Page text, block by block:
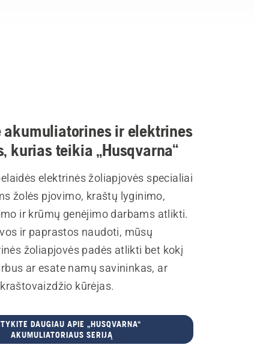
akumuliatorines ir elektrines
kurias teikia „Husqvarna“
elektrinės žoliapjovės specialiai
žolės pjovimo, kraštų lyginimo,
ir krūmų genėjimo darbams atlikti.
ir paprastos naudoti, mūsų
žoliapjovės padės atlikti bet kokį
ar esate namų savininkas, ar
kūrėjas.
DAUGIAU APIE „HUSQVARNA“
AKUMULIATORIAUS SERIJĄ